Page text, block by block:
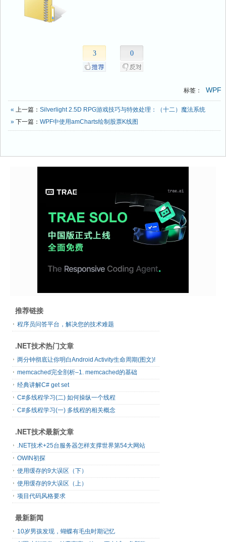
3 0
标签： WPF
« 上一篇： Silverlight 2.5D RPG游戏技巧与特效处理：（十二）魔法系统
» 下一篇： WPF中使用amCharts绘制股票K线图
推荐链接
程序员问答平台，解决您的技术难题
.NET技术热门文章
两分钟彻底让你明白Android Activity生命周期(图文)!
memcached完全剖析–1. memcached的基础
经典讲解C# get set
C#多线程学习(二) 如何操纵一个线程
C#多线程学习(一) 多线程的相关概念
.NET技术最新文章
.NET技术+25台服务器怎样支撑世界第54大网站
OWIN初探
使用缓存的9大误区（下）
使用缓存的9大误区（上）
项目代码风格要求
最新新闻
10岁男孩发现，蝴蝶有毛虫时期记忆